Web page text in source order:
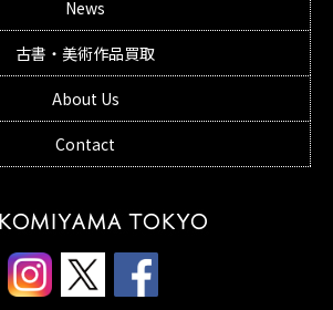
News
古書・美術作品買取
About Us
Contact